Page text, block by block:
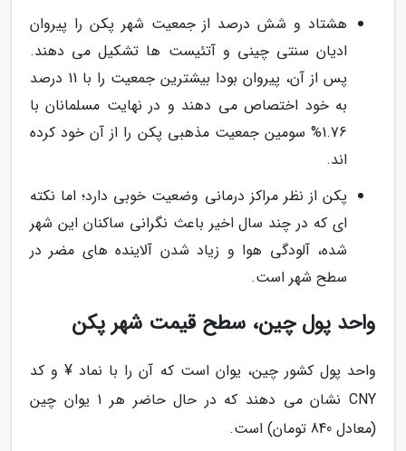
هشتاد و شش درصد از جمعیت شهر پکن را پیروان
ادیان سنتی چینی و آتئیست ها تشکیل می دهند.
پس از آن، پیروان بودا بیشترین جمعیت را با 11 درصد
به خود اختصاص می دهند و در نهایت مسلمانان با
1.76% سومین جمعیت مذهبی پکن را از آن خود کرده
اند.
پکن از نظر مراکز درمانی وضعیت خوبی دارد؛ اما نکته
ای که در چند سال اخیر باعث نگرانی ساکنان این شهر
شده، آلودگی هوا و زیاد شدن آلاینده های مضر در
سطح شهر است.
واحد پول چین، سطح قیمت شهر پکن
واحد پول کشور چین، یوان است که آن را با نماد ¥ و کد
CNY نشان می دهند که در حال حاضر هر 1 یوان چین
(معادل 840 تومان) است.